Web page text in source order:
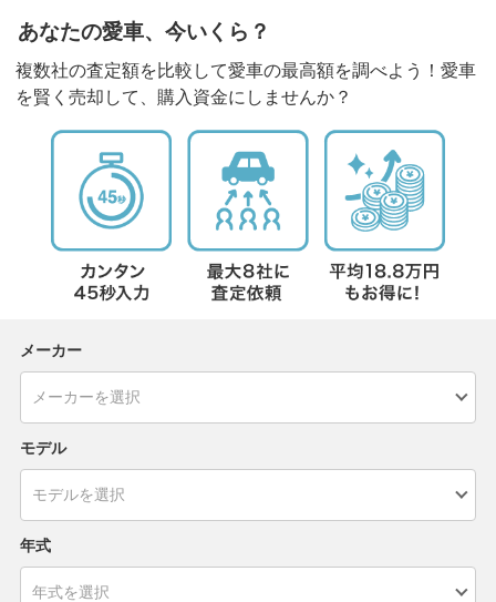
あなたの愛車、今いくら？
複数社の査定額を比較して愛車の最高額を調べよう！愛車
を賢く売却して、購入資金にしませんか？
メーカー
モデル
年式